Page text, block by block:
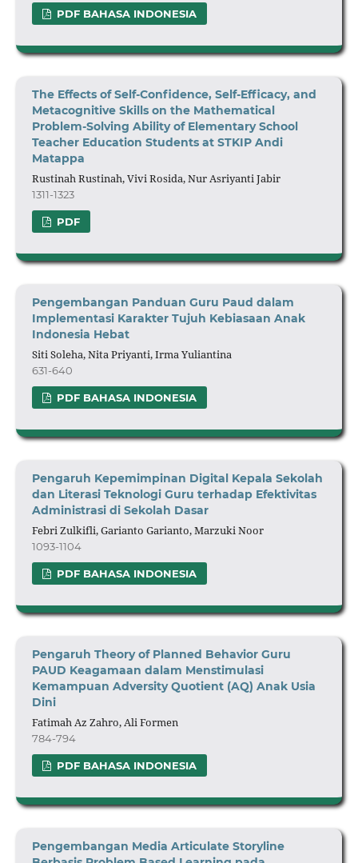
PDF BAHASA INDONESIA
The Effects of Self-Confidence, Self-Efficacy, and
Metacognitive Skills on the Mathematical
Problem-Solving Ability of Elementary School
Teacher Education Students at STKIP Andi
Matappa
Rustinah Rustinah, Vivi Rosida, Nur Asriyanti Jabir
1311-1323
PDF
Pengembangan Panduan Guru Paud dalam
Implementasi Karakter Tujuh Kebiasaan Anak
Indonesia Hebat
Siti Soleha, Nita Priyanti, Irma Yuliantina
631-640
PDF BAHASA INDONESIA
Pengaruh Kepemimpinan Digital Kepala Sekolah
dan Literasi Teknologi Guru terhadap Efektivitas
Administrasi di Sekolah Dasar
Febri Zulkifli, Garianto Garianto, Marzuki Noor
1093-1104
PDF BAHASA INDONESIA
Pengaruh Theory of Planned Behavior Guru
PAUD Keagamaan dalam Menstimulasi
Kemampuan Adversity Quotient (AQ) Anak Usia
Dini
Fatimah Az Zahro, Ali Formen
784-794
PDF BAHASA INDONESIA
Pengembangan Media Articulate Storyline